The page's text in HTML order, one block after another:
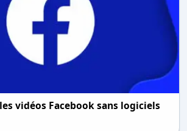
vidéos Facebook sans logiciels